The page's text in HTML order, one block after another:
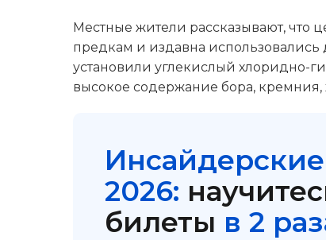
Местные жители рассказывают, что
предкам и издавна
установили углекислый хлоридно-
высокое содержание бора,
2026:
билеты в 2